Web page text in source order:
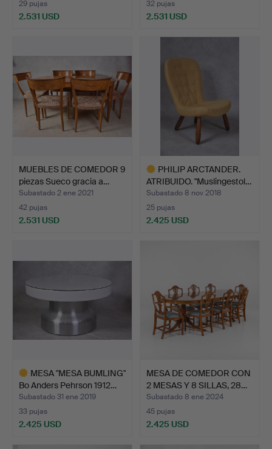
29 pujas
2.531 USD
32 pujas
2.531 USD
MUEBLES DE COMEDOR 9
piezas Sueco gracia a…
Subastado 2 ene 2021
42 pujas
2.531 USD
PHILIP ARCTANDER.
ATRIBUIDO. "Muslingestol…
Subastado 8 nov 2018
25 pujas
2.425 USD
MESA "MESA BUMLING"
Bo Anders Pehrson 1912…
Subastado 31 ene 2019
33 pujas
2.425 USD
MESA DE COMEDOR CON
2 MESAS Y 8 SILLAS, 28…
Subastado 8 ene 2024
45 pujas
2.425 USD